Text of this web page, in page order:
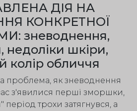
ДІЯ НА
КОНКРЕТНОЇ
зневоднення,
шкіри,
колір обличчя
проблема, як зневоднення
з'явилися перші зморшки,
трохи затягнувся, а